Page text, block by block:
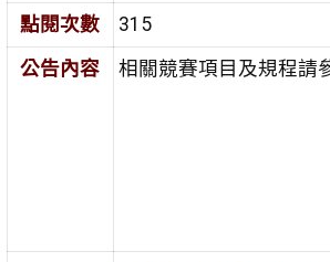
點閱次數
315
公告內容
相關競賽項目及規程請